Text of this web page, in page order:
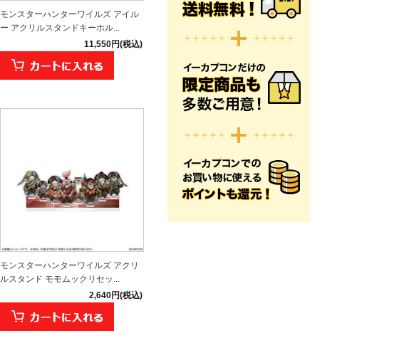
モンスターハンターワイルズ アイル
ー アクリルスタンドキーホル...
11,550円(税込)
モンスターハンターワイルズ アクリ
ルスタンド モモムックリセッ...
2,640円(税込)